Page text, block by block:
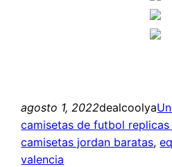
agosto 1, 2022dealcoolya
camisetas de futbol
camisetas jordan baratas,
valencia